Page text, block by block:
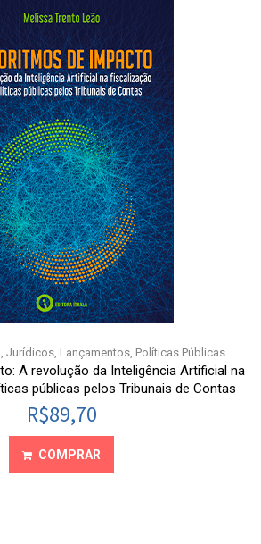
Jurídicos Lançamentos Políticas Públicas
A revolução da Inteligência Artificial na
públicas pelos Tribunais de Contas
R$89,70
COMPRAR